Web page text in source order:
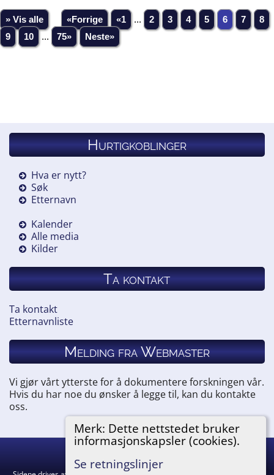
Merk: Dette nettstedet bruker
informasjonskapsler (cookies).
Se retningslinjer
» Vis alle «Forrige «1 ... 2 3 4 5 6 7
8
9
10 ... 75» Neste»
Hurtigkoblinger
Hva er nytt?
Søk
Etternavn
Kalender
Alle media
Kilder
Ta kontakt
Ta kontakt
Etternavnliste
Melding fra Webmaster
Vi gjør vårt ytterste for å dokumentere forskningen vår.
Hvis du har noe du ønsker å legge til, kan du kontakte
oss.